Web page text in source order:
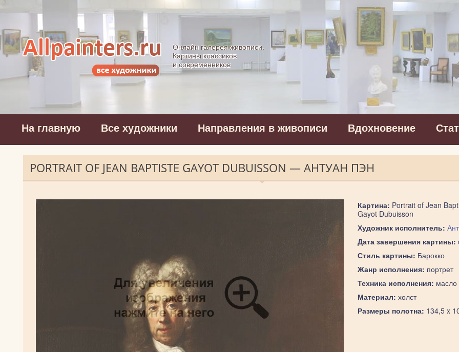
Allpainters.ru - картинная галерея
Онлайн галерея живописи.
Картины классиков
и современников
На главную Все художники Направления в живописи Вдохновение
PORTRAIT OF JEAN BAPTISTE GAYOT DUBUISSON — АНТУАН ПЭН
Картина: Portrait of Jean
Gayot Dubuisson
Художник исполнитель:
Дата завершения картины:
Стиль картины: Барокко
Жанр исполнения: портрет
Техника исполнения: масло
Материал: холст
Размеры полотна: 134,5 x